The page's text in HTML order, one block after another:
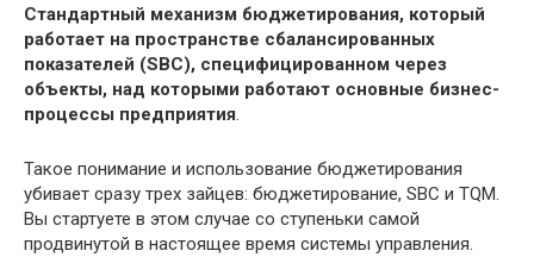
Стандартный механизм бюджетирования, который
работает на пространстве сбалансированных
показателей (SBC), специфицированном через
объекты, над которыми работают основные бизнес-
процессы предприятия.
Такое понимание и использование бюджетирования
убивает сразу трех зайцев: бюджетирование, SBC и TQM.
Вы стартуете в этом случае со ступеньки самой
продвинутой в настоящее время системы управления.